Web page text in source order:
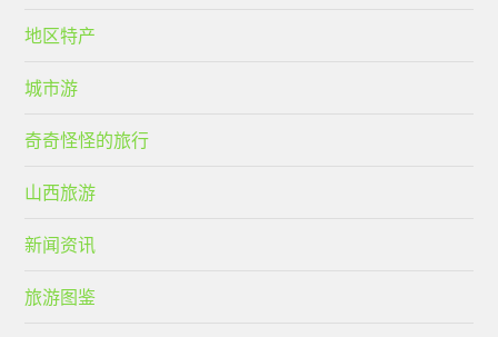
地区特产
城市游
奇奇怪怪的旅行
山西旅游
新闻资讯
旅游图鉴